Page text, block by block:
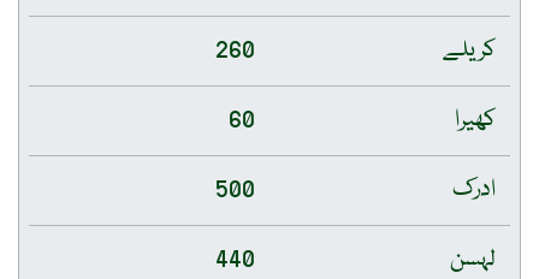
کریلے
260
کھیرا
60
ادرک
500
لہسن
440